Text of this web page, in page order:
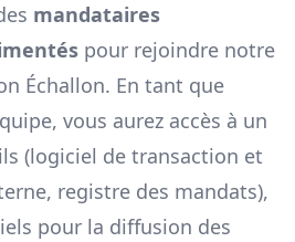
mandataires
pour rejoindre notre
Échallon. En tant que
vous aurez accès à un
(logiciel de transaction et
registre des mandats),
pour la diffusion des